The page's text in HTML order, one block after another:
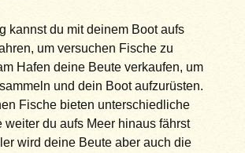
kannst du mit deinem Boot aufs
um versuchen Fische zu
Hafen deine Beute verkaufen, um
und dein Boot aufzurüsten.
Fische bieten unterschiedliche
weiter du aufs Meer hinaus fährst
wird deine Beute aber auch die